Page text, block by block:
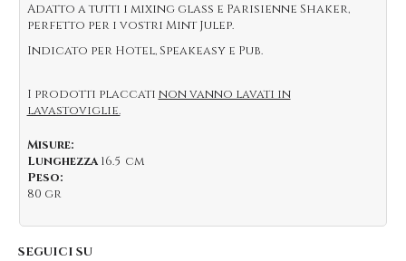
Adatto a tutti i mixing glass e Parisienne Shaker,
perfetto per i vostri Mint Julep.
Indicato per Hotel, Speakeasy e Pub.
I prodotti placcati non vanno lavati in
lavastoviglie.
Misure:
Lunghezza16.5 cm
Peso:
80 gr
SEGUICI SU